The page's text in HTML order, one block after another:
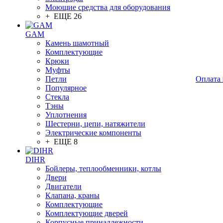
Моющие средства для оборудования
+ ЕЩЕ 26
GAM
Камень шамотный
Комплектующие
Крюки
Муфты
Петли
Популярное
Стекла
Тэны
Уплотнения
Шестерни, цепи, натяжители
Электрические компоненты
+ ЕЩЕ 8
DIHR
Бойлеры, теплообменники, котлы
Двери
Двигатели
Клапана, краны
Комплектующие
Комплектующие дверей
Оплата